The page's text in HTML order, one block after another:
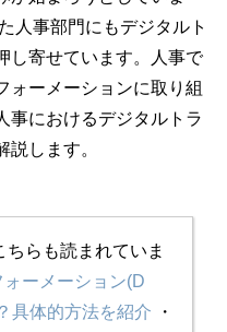
人事部門にもデジタルト
し寄せています。人事で
ォーメーションに取り組
事におけるデジタルトラ
説します。
ちらも読まれていま
ーメーション(D
具体的方法を紹介 ・